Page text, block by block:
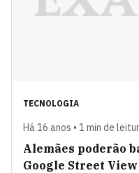
TECNOLOGIA
Há 16 anos • 1 min de
Alemães poderão
Google Street View